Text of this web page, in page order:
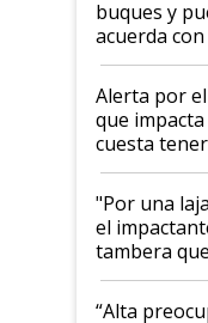
buques y
acuerda
suspende
desregulación
Alerta por
que
cuesta
y el peligro
pase a ser
"Por una
el
tambera
tornado
“Alta